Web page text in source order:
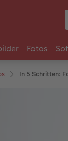
Fotos
In 5 Schritten: